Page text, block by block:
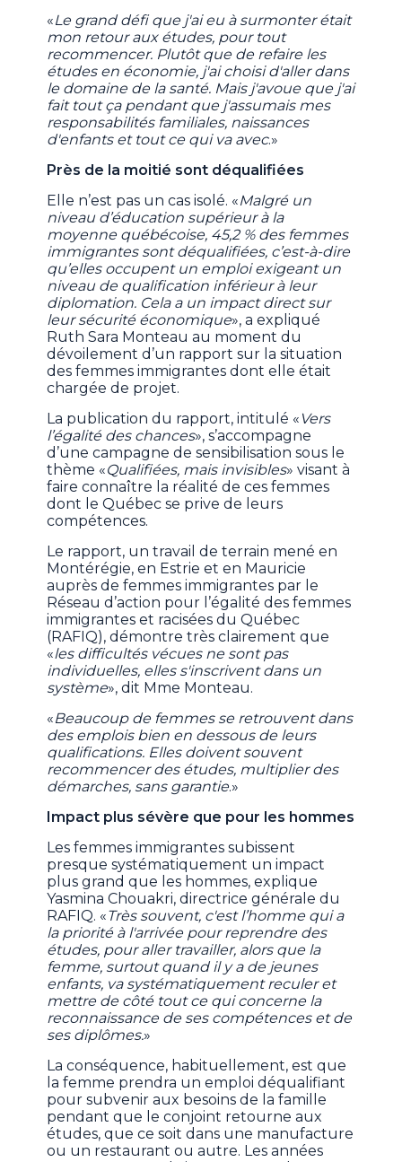
«Le grand défi que j'ai eu à surmonter était
mon retour aux études, pour tout
recommencer. Plutôt que de refaire les
études en économie, j'ai choisi d'aller dans
le domaine de la santé. Mais j'avoue que j'ai
fait tout ça pendant que j'assumais mes
responsabilités familiales, naissances
d'enfants et tout ce qui va avec.»
Près de la moitié sont déqualifiées
Elle n’est pas un cas isolé. «Malgré un
niveau d’éducation supérieur à la
moyenne québécoise, 45,2 % des femmes
immigrantes sont déqualifiées, c’est-à-dire
qu’elles occupent un emploi exigeant un
niveau de qualification inférieur à leur
diplomation. Cela a un impact direct sur
leur sécurité économique», a expliqué
Ruth Sara Monteau au moment du
dévoilement d’un rapport sur la situation
des femmes immigrantes dont elle était
chargée de projet.
La publication du rapport, intitulé « Vers
l’égalité des chances», s’accompagne
d’une campagne de sensibilisation sous le
thème «Qualifiées, mais invisibles» visant à
faire connaître la réalité de ces femmes
dont le Québec se prive de leurs
compétences.
Le rapport, un travail de terrain mené en
Montérégie, en Estrie et en Mauricie
auprès de femmes immigrantes par le
Réseau d’action pour l’égalité des femmes
immigrantes et racisées du Québec
(RAFIQ), démontre très clairement que
«les difficultés vécues ne sont pas
individuelles, elles s'inscrivent dans un
système», dit Mme Monteau.
«Beaucoup de femmes se retrouvent dans
des emplois bien en dessous de leurs
qualifications. Elles doivent souvent
recommencer des études, multiplier des
démarches, sans garantie.»
Impact plus sévère que pour les hommes
Les femmes immigrantes subissent
presque systématiquement un impact
plus grand que les hommes, explique
Yasmina Chouakri, directrice générale du
RAFIQ. «Très souvent, c'est l’homme qui a
la priorité à l'arrivée pour reprendre des
études, pour aller travailler, alors que la
femme, surtout quand il y a de jeunes
enfants, va systématiquement reculer et
mettre de côté tout ce qui concerne la
reconnaissance de ses compétences et de
ses diplômes.»
La conséquence, habituellement, est que
la femme prendra un emploi déqualifiant
pour subvenir aux besoins de la famille
pendant que le conjoint retourne aux
études, que ce soit dans une manufacture
ou un restaurant ou autre. Les années